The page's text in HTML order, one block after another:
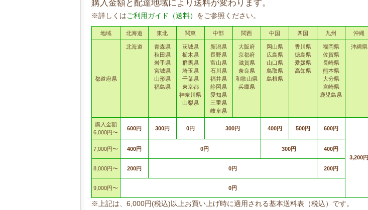
購入金額と配達地域により送料が変わります。
※詳しくはご利用ガイド（送料） をご参照ください。
地域 北海道 東北 関東 中部 関西 中国 四国 九州 沖縄
都道府県
北海道
青森県
秋田県
岩手県
宮城県
山形県
福島県
茨城県
栃木県
群馬県
埼玉県
千葉県
東京都
神奈川県
山梨県
新潟県
長野県
富山県
石川県
福井県
静岡県
愛知県
三重県
岐阜県
大阪府
京都府
滋賀県
奈良県
和歌山県
兵庫県
岡山県
広島県
山口県
鳥取県
島根県
香川県
徳島県
愛媛県
高知県
福岡県
佐賀県
長崎県
熊本県
大分県
宮崎県
鹿児島県
沖縄県
購入金額
6,000円〜
600円 300円 0円 300円 400円 500円 600円
3,200円
7,000円〜 400円 0円 300円 400円
8,000円〜 200円 0円 200円
9,000円〜 0円
※上記は、6,000円(税込)以上お買い上げ時に適用される基本送料表（税込）です。